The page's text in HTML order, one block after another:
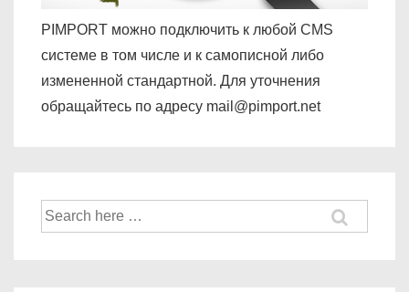
PIMPORT можно подключить к любой CMS
системе в том числе и к самописной либо
измененной стандартной. Для уточнения
обращайтесь по адресу mail@pimport.net
Найти: